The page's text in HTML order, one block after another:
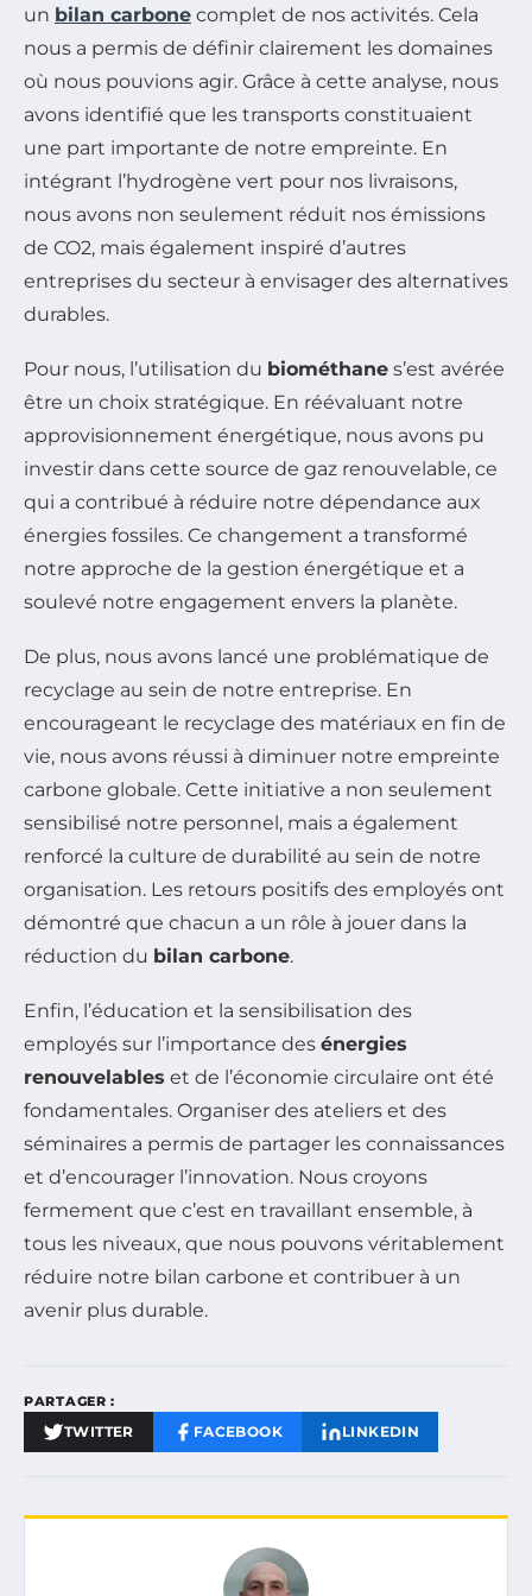
un bilan carbone complet de nos activités. Cela
nous a permis de définir clairement les domaines
où nous pouvions agir. Grâce à cette analyse, nous
avons identifié que les transports constituaient
une part importante de notre empreinte. En
intégrant l’hydrogène vert pour nos livraisons,
nous avons non seulement réduit nos émissions
de CO2, mais également inspiré d’autres
entreprises du secteur à envisager des alternatives
durables.
Pour nous, l’utilisation du biométhane s’est avérée
être un choix stratégique. En réévaluant notre
approvisionnement énergétique, nous avons pu
investir dans cette source de gaz renouvelable, ce
qui a contribué à réduire notre dépendance aux
énergies fossiles. Ce changement a transformé
notre approche de la gestion énergétique et a
soulevé notre engagement envers la planète.
De plus, nous avons lancé une problématique de
recyclage au sein de notre entreprise. En
encourageant le recyclage des matériaux en fin de
vie, nous avons réussi à diminuer notre empreinte
carbone globale. Cette initiative a non seulement
sensibilisé notre personnel, mais a également
renforcé la culture de durabilité au sein de notre
organisation. Les retours positifs des employés ont
démontré que chacun a un rôle à jouer dans la
réduction du bilan carbone.
Enfin, l’éducation et la sensibilisation des
employés sur l’importance des énergies
renouvelables et de l’économie circulaire ont été
fondamentales. Organiser des ateliers et des
séminaires a permis de partager les connaissances
et d’encourager l’innovation. Nous croyons
fermement que c’est en travaillant ensemble, à
tous les niveaux, que nous pouvons véritablement
réduire notre bilan carbone et contribuer à un
avenir plus durable.
PARTAGER :
TWITTER FACEBOOK LINKEDIN